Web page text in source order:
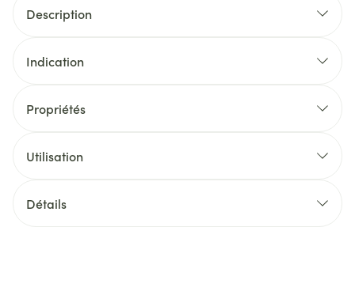
Description
Indication
Propriétés
Utilisation
Détails